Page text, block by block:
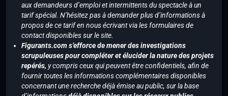
aux demandeurs d’emploi et intermittents du spectacle à un
tarif spécial. N’hésitez pas à demander plus d’informations à
propos de ce tarif en nous écrivant via les formulaires de
contact disponibles sur le site.
Figurants.com s’efforce de mener des investigations
scrupuleuses pour compléter et élucider la nature des projets
repérés, y compris ceux qui peuvent être confidentiels, afin de
fournir toutes les informations complémentaires disponibles
concernant une recherche déjà émise au public, sur la base